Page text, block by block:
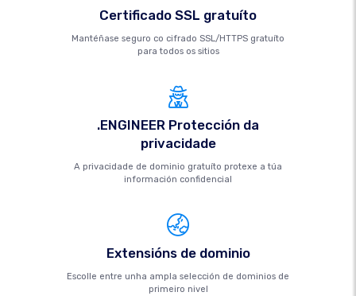
Certificado SSL gratuíto
Mantéñase seguro co cifrado SSL/HTTPS gratuíto
para todos os sitios
.ENGINEER Protección da
privacidade
A privacidade de dominio gratuíto protexe a túa
información confidencial
Extensións de dominio
Escolle entre unha ampla selección de dominios de
primeiro nivel